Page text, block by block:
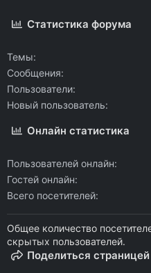
Статистика форума
Темы
Сообщения
Пользователи
Новый пользователь
Онлайн статистика
Пользователей онлайн
Гостей онлайн
Всего посетителей
Общее количество
скрытых пользователей.
Поделиться страницей